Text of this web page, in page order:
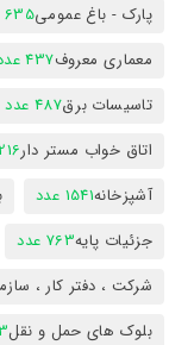
پارک - باغ عمومی635 عدد
معماری معروف437 عدد
تاسیسات برق487 عدد
اتاق خواب مستر دار216
آشپزخانه1541 عدد
جزئیات پایه763 عدد
شرکت ، دفتر کار ،
بلوک های حمل و نقل